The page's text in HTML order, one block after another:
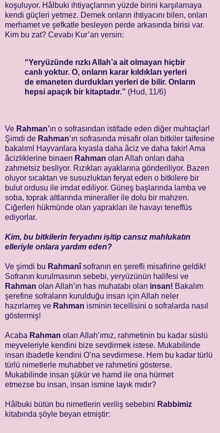
koşuluyor. Hâlbuki ihtiyaçlarının yüzde birini karşılamaya
kendi güçleri yetmez. Demek onların ihtiyacını bilen, onları
merhamet ve şefkatle besleyen perde arkasında birisi var.
Kim bu zat? Cevabı Kur’an versin:
“Yeryüzünde rızkı Allah’a ait olmayan hiçbir
canlı yoktur. O, onların karar kıldıkları yerleri
de emaneten durdukları yerleri de bilir. Onların
hepsi apaçık bir kitaptadır.” (Hud, 11/6)
Ve Rahman’ın o sofrasından istifade eden diğer muhtaçlar!
Şimdi de Rahman’ın sofrasında misafir olan bitkiler taifesine
bakalım! Hayvanlara kıyasla daha âciz ve daha fakir! Ama
âcizliklerine binaen Rahman olan Allah onları daha
zahmetsiz besliyor. Rızıkları ayaklarına gönderiliyor. Bazen
oluyor sıcaktan ve susuzluktan feryat eden o bitkilere bir
bulut ordusu ile imdat ediliyor. Güneş başlarında lamba ve
soba, toprak altlarında mineraller ile dolu bir mahzen.
Ciğerleri hükmünde olan yaprakları ile havayı teneffüs
ediyorlar.
Kim, bu bitkilerin feryadını işitip cansız mahlukatın
elleriyle onlara yardım eden?
Ve şimdi bu Rahmanîsofranın en şerefli misafirine geldik!
Sofranın kurulmasının sebebi, yeryüzünün halifesi ve
Rahman olan Allah’ın has muhatabı olan insan! Bakalım
şerefine sofraların kurulduğu insan için Allah neler
hazırlamış ve Rahman isminin tecellisini o sofralarda nasıl
göstermiş!
Acaba Rahman olan Allah’ımız, rahmetinin bu kadar süslü
meyveleriyle kendini bize sevdirmek istese. Mukabilinde
insan ibadetle kendini O’na sevdirmese. Hem bu kadar türlü
türlü nimetlerle muhabbet ve rahmetini gösterse.
Mukabilinde insan şükür ve hamd ile ona hürmet
etmezse bu insan, insan ismine layık mıdır?
Hâlbuki bütün bu nimetlerin veriliş sebebini Rabbimiz
kitabında şöyle beyan etmiştir: